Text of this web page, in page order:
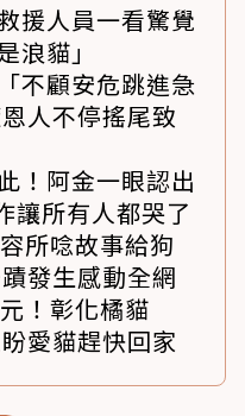
援人員一看驚覺
浪貓」
不顧安危跳進急
人不停搖尾致
！阿金一眼認出
讓所有人都哭了
所唸故事給狗
發生感動全網
！彰化橘貓
愛貓趕快回家